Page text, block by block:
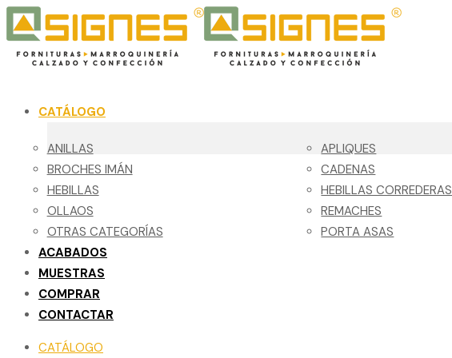
CATÁLOGO
ANILLAS APLIQUES
BROCHES IMÁN
CADENAS
HEBILLAS
HEBILLAS CORREDERAS
OLLAOS
REMACHES
OTRAS CATEGORÍAS
PORTA ASAS
ACABADOS
MUESTRAS
COMPRAR
CONTACTAR
CATÁLOGO